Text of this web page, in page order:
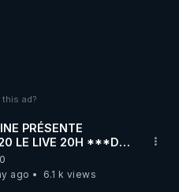
this ad?
PRÉSENTE
LIVE 20H ***DU
📷LE
RÉVEIL EST EN
📷
ago
6.1 k views